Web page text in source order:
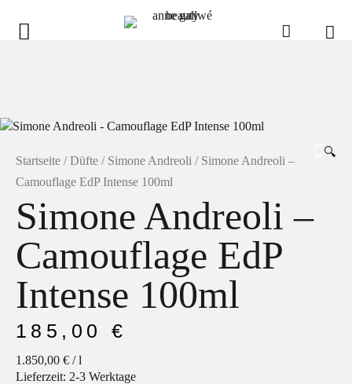
Shop
Düfte
Pflege
Raumdüfte
weitere Marken im Ladenlokal
Marken
Kontakt
🔍
Startseite /Düfte / Simone Andreoli / Simone Andreoli –
Camouflage EdP Intense 100ml
Simone Andreoli –
Camouflage EdP
Intense 100ml
185,00 €
1.850,00 € /l
Lieferzeit: 2-3 Werktage